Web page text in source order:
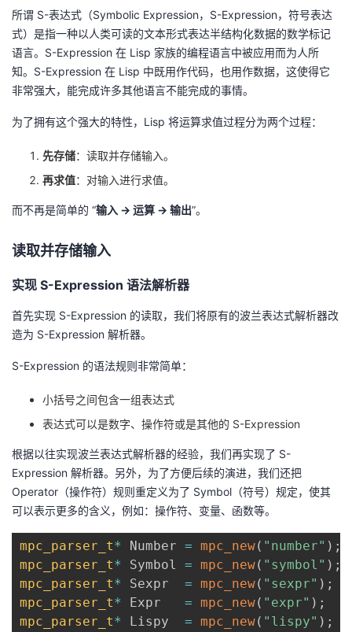
堂
我
的
课
程
我
的
认
我
的
我
我
技
术
支
的
云
声
所谓 S-表达式（Symbolic Expression，S-Expression，符号表达
式）是指一种以人类可读的文本形式表达半结构化数据的数学标记
语言。S-Expression 在 Lisp 家族的编程语言中被应用而为人所
知。S-Expression 在 Lisp 中既用作代码，也用作数据，这使得它
非常强大，能完成许多其他语言不能完成的事情。
为了拥有这个强大的特性，Lisp 将运算求值过程分为两个过程：
先存储：读取并存储输入。
再求值：对输入进行求值。
而不再是简单的 “输入 -> 运算 -> 输出”。
读取并存储输入
实现 S-Expression 语法解析器
首先实现 S-Expression 的读取，我们将原有的波兰表达式解析器改
造为 S-Expression 解析器。
S-Expression 的语法规则非常简单：
小括号之间包含一组表达式
表达式可以是数字、操作符或是其他的 S-Expression
根据以往实现波兰表达式解析器的经验，我们再实现了 S-
Expression 解析器。另外，为了方便后续的演进，我们还把
Operator（操作符）规则重定义为了 Symbol（符号）规定，使其
可以表示更多的含义，例如：操作符、变量、函数等。
mpc_parser_t* Number = mpc_new( "number" ) ;
mpc_parser_t* Symbol = mpc_new( "symbol" ) ;
mpc_parser_t* Sexpr = mpc_new( "sexpr" ) ;
mpc_parser_t* Expr = mpc_new( "expr" ) ;
mpc_parser_t* Lispy = mpc_new( "lispy" ) ;